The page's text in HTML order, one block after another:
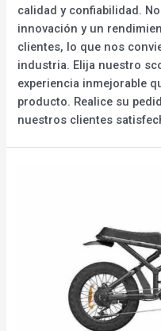
calidad y confiabilidad.
innovación y un
clientes, lo que nos
industria. Elija nuestro
experiencia inmejorable
producto. Realice su
nuestros clientes